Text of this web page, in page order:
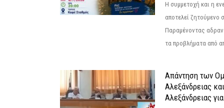
Η συμμετοχή και η
αποτελεί ζητούμενο
Παραμένοντας
τα προβλήματα από
Απάντηση των
Αλεξάνδρειας
Αλεξάνδρειας